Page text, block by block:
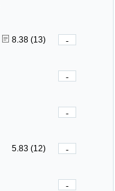
8.38 (13)
-
-
-
5.83 (12)
-
-